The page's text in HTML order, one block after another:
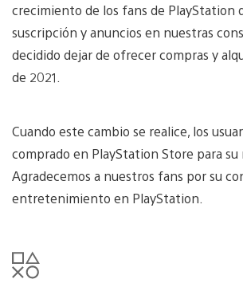
crecimiento de los fans de
suscripción y anuncios en nuestras
decidido dejar de ofrecer compras y
de 2021.
Cuando este cambio se realice, los
comprado en PlayStation Store para su
Agradecemos a nuestros fans por su
entretenimiento en PlayStation.